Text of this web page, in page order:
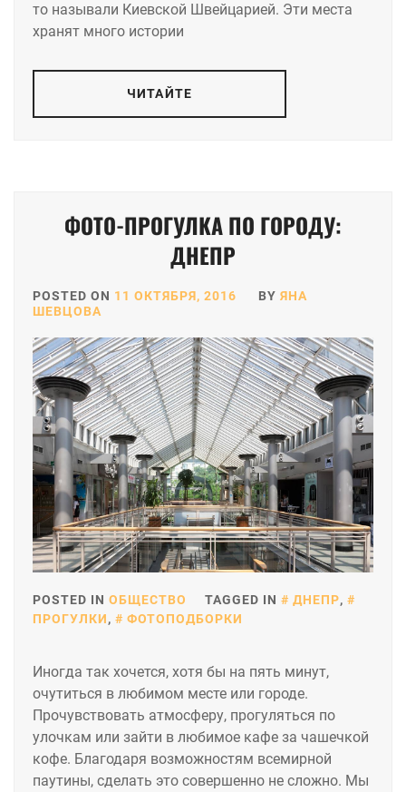
то называли Киевской Швейцарией. Эти места
хранят много истории
ЧИТАЙТЕ
ФОТО-ПРОГУЛКА ПО ГОРОДУ:
ДНЕПР
POSTED ON 11 ОКТЯБРЯ, 2016 BY ЯНА
ШЕВЦОВА
POSTED IN ОБЩЕСТВО TAGGED IN ДНЕПР,
ПРОГУЛКИ, ФОТОПОДБОРКИ
Иногда так хочется, хотя бы на пять минут,
очутиться в любимом месте или городе.
Прочувствовать атмосферу, прогуляться по
улочкам или зайти в любимое кафе за чашечкой
кофе. Благодаря возможностям всемирной
паутины, сделать это совершенно не сложно. Мы